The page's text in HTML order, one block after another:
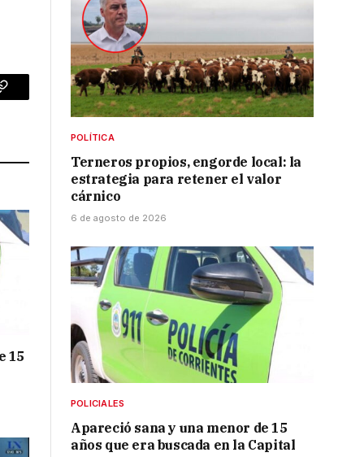
Copy
15
POLÍTICA
Terneros propios, engorde local: la
estrategia para retener el valor
cárnico
6 de agosto de 2026
POLICIALES
Apareció sana y una menor de 15
años que era buscada en la Capital